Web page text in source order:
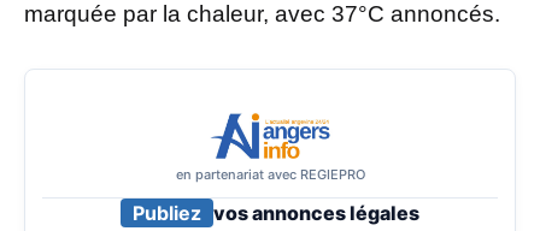
marquée par la chaleur, avec 37°C annoncés.
en partenariat avec REGIEPRO
Publiez vos annonces légales